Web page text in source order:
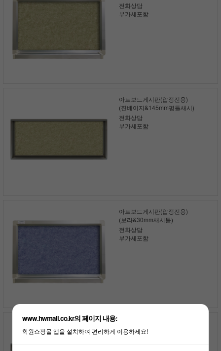
전화상담
부가세포함
아트보드게시판(압정전용)
(진베이지&145mm평틀새시)
전화상담
부가세포함
아트보드게시판(압정전용)
(보라&30mm새시틀)
전화상담
부가세포함
(보라&145mm평틀새시)
www.hwmall.co.kr의 페이지 내용:
학원쇼핑몰 앱을 설치하여 편리하게 이용하세요!